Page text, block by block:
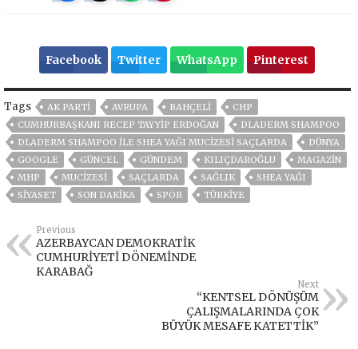
Facebook Twitter WhatsApp Pinterest
Tags AK PARTİ AVRUPA BAHÇELİ
CHP
CUMHURBAŞKANI RECEP TAYYIP ERDOĞAN
DLADERM SHAMPOO
DLADERM SHAMPOO İLE SHEA YAĞI MUCİZESİ SAÇLARDA
DÜNYA
GOOGLE
GÜNCEL GÜNDEM KILIÇDAROĞLU
MAGAZİN
MHP
MUCİZESİ SAÇLARDA SAĞLIK
SHEA YAĞI
SİYASET
SON DAKIKA SPOR TÜRKİYE
Previous
AZERBAYCAN DEMOKRATİK
CUMHURİYETİ DÖNEMİNDE
KARABAĞ
Next
“KENTSEL DÖNÜŞÜM
ÇALIŞMALARINDA ÇOK
BÜYÜK MESAFE KATETTİK”